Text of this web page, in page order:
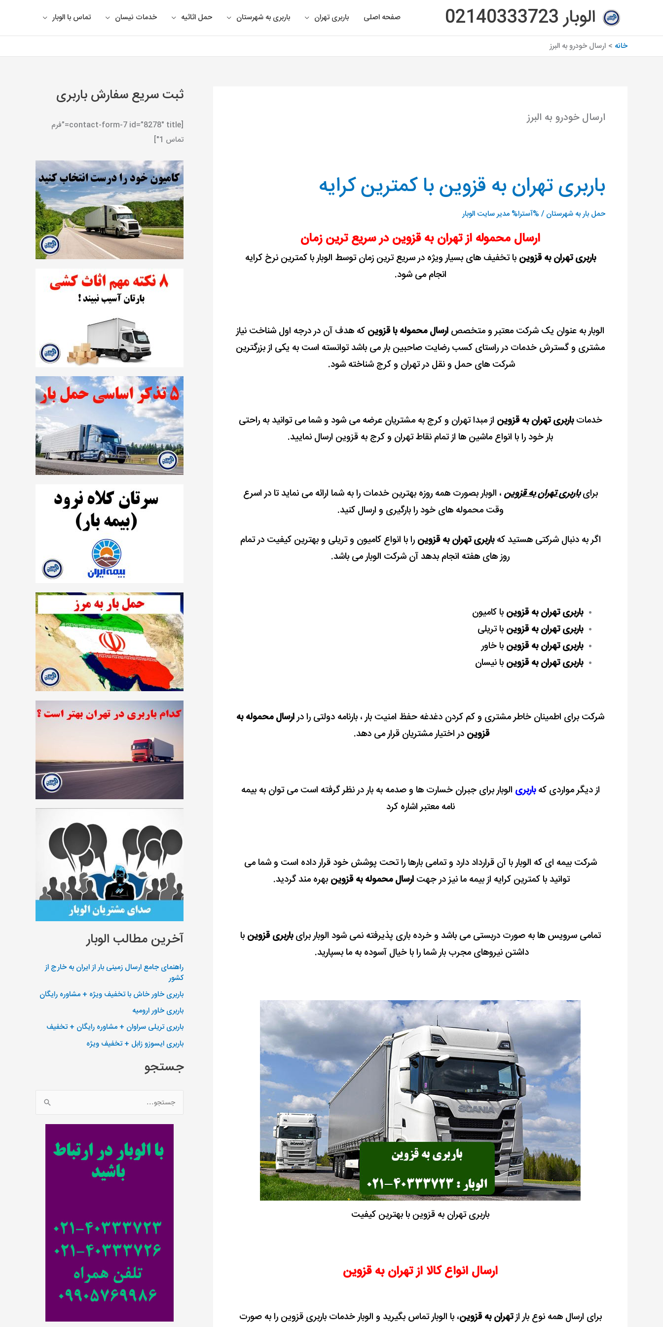
محتوا
الوبار 02140333723 صفحه اصلی باربری تهران باربری به شهرستان حمل اثاثیه خدمات نیسان تماس با الوبار
خانه ارسال خودرو به البرز
ارسال خودرو به البرز
باربری تهران به قزوین با کمترین کرایه
حمل بار به شهرستان / %آسترا% مدیر سایت الوبار
ارسال محموله از تهران به قزوین در سریع ترین زمان
باربری تهران به قزوین با تخفیف های بسیار ویژه در سریع ترین زمان توسط الوبار با کمترین نرخ کرایه
انجام می شود.
الوبار به عنوان یک شرکت معتبر و متخصص ارسال محموله با قزوین که هدف آن در درجه اول شناخت نیاز
مشتری و گسترش خدمات در راستای کسب رضایت صاحبین بار می باشد توانسته است به یکی از بزرگترین
شرکت های حمل و نقل در تهران و کرج شناخته شود.
خدماتباربری تهران به قزوین از مبدا تهران و کرج به مشتریان عرضه می شود و شما می توانید به راحتی
بار خود را با انواع ماشین ها از تمام نقاط تهران و کرج به قزوین ارسال نمایید.
برایباربری تهران به قزوین ، الوبار بصورت همه روزه بهترین خدمات را به شما ارائه می نماید تا در اسرع
وقت محموله های خود را بارگیری و ارسال کنید.
اگر به دنبال شرکتی هستید کهباربری تهران به قزوین را با انواع کامیون و تریلی و بهترین کیفیت در تمام
روز های هفته انجام بدهد آن شرکت الوبار می باشد.
باربری تهران به قزوین با کامیون
باربری تهران به قزوین با تریلی
باربری تهران به قزوین با خاور
باربری تهران به قزوین با نیسان
شرکت برای اطمینان خاطر مشتری و کم کردن دغدغه حفظ امنیت بار ، بارنامه دولتی را درارسال محموله به
قزوین در اختیار مشتریان قرار می دهد.
از دیگر مواردی کهباربری الوبار برای جبران خسارت ها و صدمه به بار در نظر گرفته است می توان به بیمه
نامه معتبر اشاره کرد
شرکت بیمه ای که الوبار با آن قرارداد دارد و تمامی بارها را تحت پوشش خود قرار داده است و شما می
توانید با کمترین کرایه از بیمه ما نیز در جهت ارسال محموله به قزوین بهره مند گردید.
تمامی سرویس ها به صورت دربستی می باشد و خرده باری پذیرفته نمی شود الوبار برایباربری قزوین با
داشتن نیروهای مجرب بار شما را با خیال آسوده به ما بسپارید.
باربری تهران به قزوین با بهترین کیفیت
ارسال انواع کالا از تهران به قزوین
برای ارسال همه نوع بار ازتهران به قزوین، با الوبار تماس بگیرید و الوبار خدمات باربری قزوین را به صورت
باربری
تهران
قزوین
کرایه
ثبت سریع سفارش باربری
[contact-form-7 id=”8278″ title=”فرم
تماس 1″]
آخرین مطالب الوبار
راهنمای جامع ارسال زمینی بار از ایران به خارج از
کشور
باربری خاور خاش با تخفیف ویژه + مشاوره رایگان
باربری خاور ارومیه
باربری تریلی سراوان + مشاوره رایگان + تخفیف
باربری ایسوزو زابل + تخفیف ویژه
جستجو